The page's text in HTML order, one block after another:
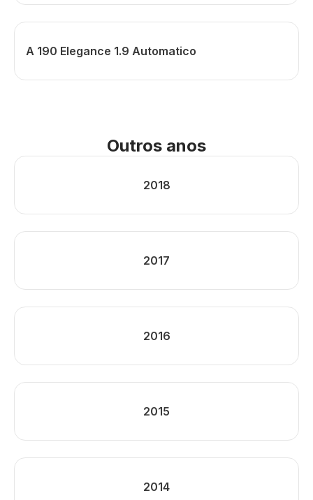
A 190 Elegance 1.9 Automatico
Outros anos
2018
2017
2016
2015
2014